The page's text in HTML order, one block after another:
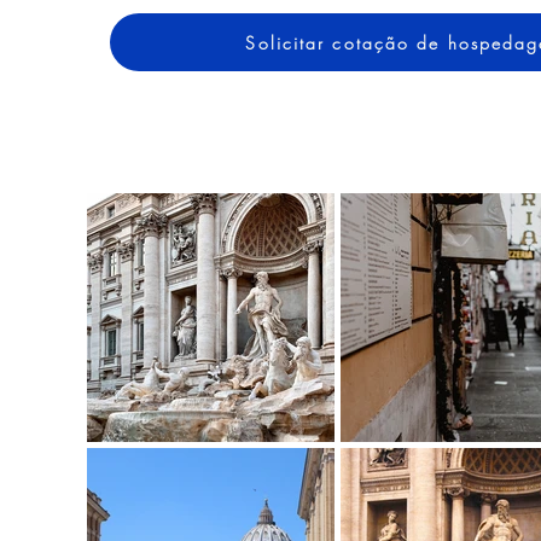
Solicitar cotação de